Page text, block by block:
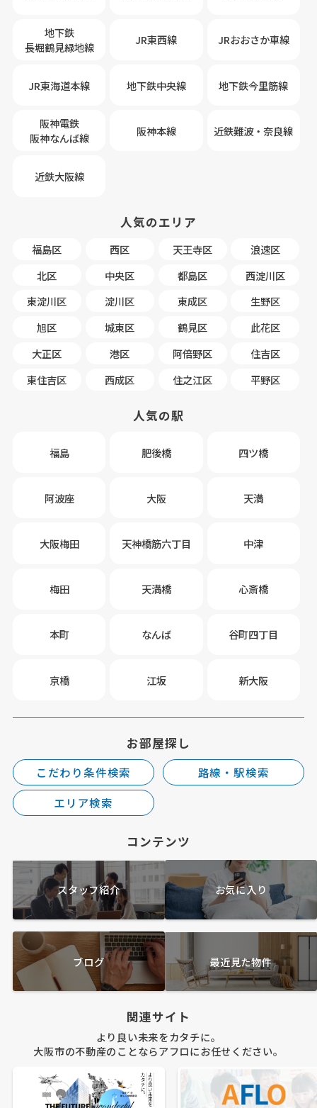
地下鉄
長堀鶴見緑地線
JR東西線 JRおおさか車線
JR東海道本線 地下鉄中央線 地下鉄今里筋線
阪神電鉄
阪神なんば線
阪神本線 近鉄難波・奈良線
近鉄大阪線
人気のエリア
福島区 西区 天王寺区
浪速区
北区
中央区 都島区
西淀川区
東淀川区
淀川区 東成区
生野区
旭区
城東区 鶴見区
此花区
大正区
港区 阿倍野区
住吉区
東住吉区
西成区 住之江区 平野区
人気の駅
福島 肥後橋 四ツ橋
阿波座 大阪 天満
大阪梅田 天神橋筋六丁目 中津
梅田 天満橋 心斎橋
本町 なんば 谷町四丁目
京橋 江坂 新大阪
お部屋探し
こだわり条件検索
路線・駅検索
エリア検索
コンテンツ
スタッフ紹介 お気に入り
ブログ 最近見た物件
関連サイト
より良い未来をカタチに。
大阪市の不動産のことならアフロにお任せください。